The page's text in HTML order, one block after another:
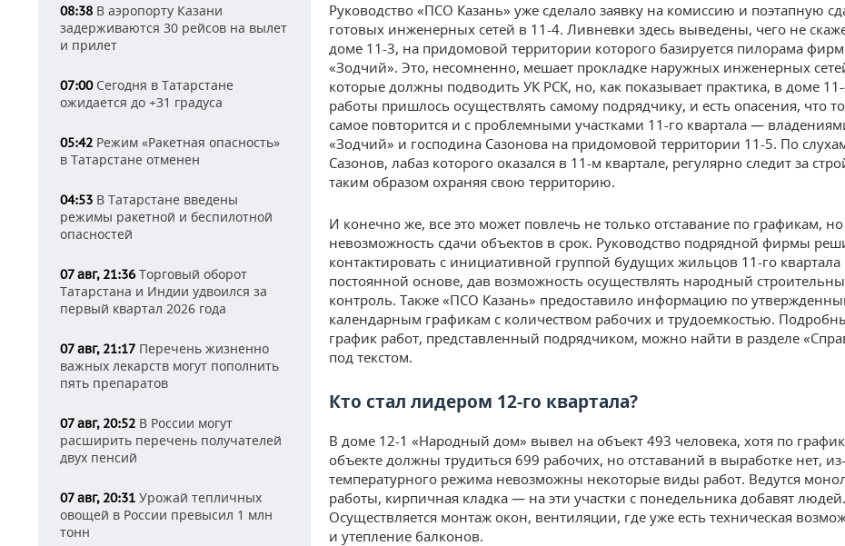
08:38 В аэропорту Казани
задерживаются 30 рейсов на вылет
и прилет
07:00Сегодня в Татарстане
ожидается до +31 градуса
05:42 Режим «Ракетная опасность»
в Татарстане отменен
04:53 В Татарстане введены
режимы ракетной и беспилотной
опасностей
07 авг, 21:36 Торговый оборот
Татарстана и Индии удвоился за
первый квартал 2026 года
07 авг, 21:17 Перечень жизненно
важных лекарств могут пополнить
пять препаратов
07 авг, 20:52 В России могут
расширить перечень получателей
двух пенсий
07 авг, 20:31 Урожай тепличных
овощей в России превысил 1 млн
тонн
Руководство «ПСО Казань» уже сделало заявку на комиссию и поэтапную
готовых инженерных сетей в 11-4. Ливневки здесь выведены, чего не
доме 11-3, на придомовой территории которого базируется пилорама
«Зодчий». Это, несомненно, мешает прокладке наружных инженерных
которые должны подводить УК РСК, но, как показывает практика, в доме 11-
работы пришлось осуществлять самому подрядчику, и есть опасения, что
самое повторится и с проблемными участками 11-го квартала —
«Зодчий» и господина Сазонова на придомовой территории 11-5. По
Сазонов, лабаз которого оказался в 11-м квартале, регулярно следит за
таким образом охраняя свою территорию.
И конечно же, все это может повлечь не только отставание по графикам,
невозможность сдачи объектов в срок. Руководство подрядной фирмы
контактировать с инициативной группой будущих жильцов 11-го квартала
постоянной основе, дав возможность осуществлять народный
контроль. Также «ПСО Казань» предоставило информацию по
календарным графикам с количеством рабочих и трудоемкостью.
график работ, представленный подрядчиком, можно найти в разделе
под текстом.
Кто стал лидером 12-го квартала?
В доме 12-1 «Народный дом» вывел на объект 493 человека, хотя по
объекте должны трудиться 699 рабочих, но отставаний в выработке нет,
температурного режима невозможны некоторые виды работ. Ведутся
работы, кирпичная кладка — на эти участки с понедельника добавят людей.
Осуществляется монтаж окон, вентиляции, где уже есть техническая
и утепление балконов.